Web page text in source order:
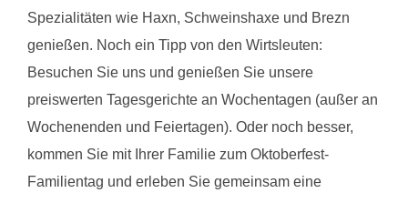
Spezialitäten wie Haxn, Schweinshaxe und Brezn
genießen. Noch ein Tipp von den Wirtsleuten:
Besuchen Sie uns und genießen Sie unsere
preiswerten Tagesgerichte an Wochentagen (außer an
Wochenenden und Feiertagen). Oder noch besser,
kommen Sie mit Ihrer Familie zum Oktoberfest-
Familientag und erleben Sie gemeinsam eine